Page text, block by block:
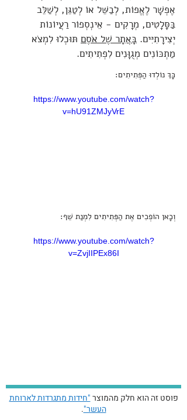
אֶפְשָׁר לֶאֱפוֹת, לְבַשֵּׁל אוֹ לְטַגֵּן, לְשַׁלֵּב
בַּסָּלָטִים, מְרָקִים - אֵינְסְפוֹר רַעֲיוֹנוֹת
יְצִירָתִיִּים. בָּאֲתָר שֶׁל אֹסֶם תּוּכְלוּ לִמְצֹא
מַתְכּוֹנִים מְגֻוָּנִים לִפְתִיתִים.
כָּךְ נוֹלְדוּ הַפְּתִיתִים:
https://www.youtube.com/watch?
v=hU91ZMJyVrE
וְכָאן הוֹפְכִים אֶת הַפְּתִיתִים לִמְנַת שֵׁף:
https://www.youtube.com/watch?
v=ZvjIIPEx86I
פוסט זה הוא חלק מהמוצר"חידות מתגרדות לארוחת
העשר".